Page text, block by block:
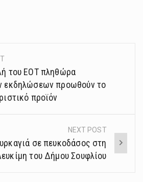
του ΕΟΤ πληθώρα
εκδηλώσεων προωθούν το
προϊόν
NEXT POST
σε πευκοδάσος στη
του Δήμου Σουφλίου